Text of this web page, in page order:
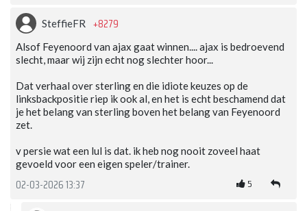
SteffieFR +8279
Alsof Feyenoord van ajax gaat winnen.... ajax is bedroevend
slecht, maar wij zijn echt nog slechter hoor...
Dat verhaal over sterling en die idiote keuzes op de
linksbackpositie riep ik ook al, en het is echt beschamend dat
je het belang van sterling boven het belang van Feyenoord
zet.
v persie wat een lul is dat. ik heb nog nooit zoveel haat
gevoeld voor een eigen speler/trainer.
02-03-2026 13:37 5